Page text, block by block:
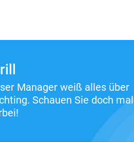
Manager weiß alles über
Schauen Sie doch mal